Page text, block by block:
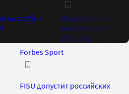
на слабых
Индикатор Bank of
максимальный
2021 года
Forbes Sport
FISU допустит российских